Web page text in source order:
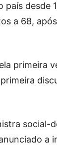
país desde
a 68,
primeira
social-
a